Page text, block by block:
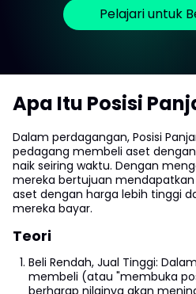
Pelajari untuk
Apa Itu Posisi
Dalam perdagangan, Posisi
pedagang membeli aset
naik seiring waktu. Dengan
mereka bertujuan
aset dengan harga lebih tinggi
mereka bayar.
Teori
Beli Rendah, Jual Tinggi:
membeli (atau "membuka
berharap nilainya akan